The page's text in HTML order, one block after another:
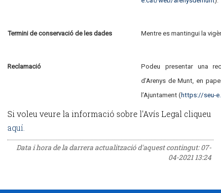
Termini de conservació de les dades Mentre es mantingui la
Reclamació
Podeu presentar una
d’Arenys de Munt, en
l’Ajuntament ( https://seu-
Si voleu veure la informació sobre l'Avís Legal cliqueu
aquí.
Data i hora de la darrera actualització d'aquest contingut:07-
04-2021 13:24